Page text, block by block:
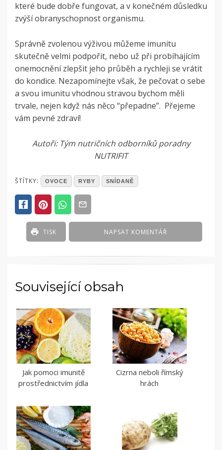
které bude dobře fungovat, a v konečném důsledku
zvýší obranyschopnost organismu.
Správně zvolenou výživou můžeme imunitu
skutečně velmi podpořit, nebo už při probíhajícím
onemocnění zlepšit jeho průběh a rychleji se vrátit
do kondice. Nezapomínejte však, že pečovat o sebe
a svou imunitu vhodnou stravou bychom měli
trvale, nejen když nás něco “přepadne”. Přejeme
vám pevné zdraví!
Autoři: Tým nutričních odborníků poradny
NUTRIFIT
POSTED
ČLÁNKY
ŠTÍTKY: OVOCE RYBY SNÍDANĚ
NAPSAT KOMENTÁŘ
TISK
Související obsah
Jak pomoci imunitě
prostřednictvím jídla
Cizrna neboli římský
hrách